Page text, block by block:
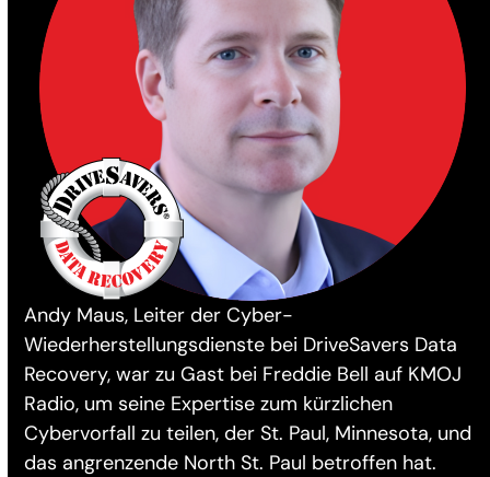
Andy Maus, Leiter der Cyber-
Wiederherstellungsdienste bei DriveSavers Data
Recovery, war zu Gast bei Freddie Bell auf KMOJ
Radio, um seine Expertise zum kürzlichen
Cybervorfall zu teilen, der St. Paul, Minnesota, und
das angrenzende North St. Paul betroffen hat.